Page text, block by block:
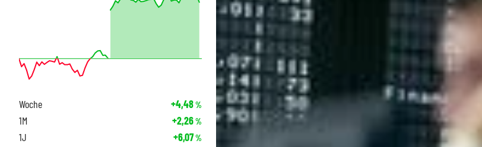
Woche +4,48%
1M +2,26%
1J +6,07%